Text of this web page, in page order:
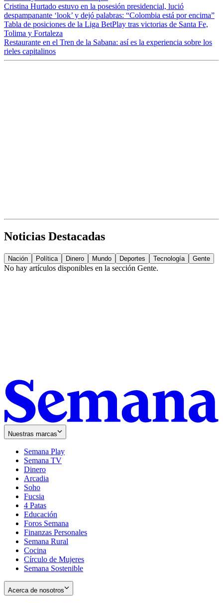
Cristina Hurtado estuvo en la posesión presidencial, lució
despampanante ‘look’ y dejó palabras: “Colombia está por encima”
Tabla de posiciones de la Liga BetPlay tras victorias de Santa Fe,
Tolima y Fortaleza
Restaurante en el Tren de la Sabana: así es la experiencia sobre los
rieles capitalinos
Noticias Destacadas
Nación Política Dinero Mundo Deportes Tecnología Gente
No hay artículos disponibles en la sección Gente.
Nuestras marcas
Semana Play
Semana TV
Dinero
Arcadia
Soho
in
new
window
Fucsia
in
new
window
4 Patas
Educación
Foros Semana
Finanzas Personales
Semana Rural
Cocina
Círculo de Mujeres
Semana Sostenible
Acerca de nosotros